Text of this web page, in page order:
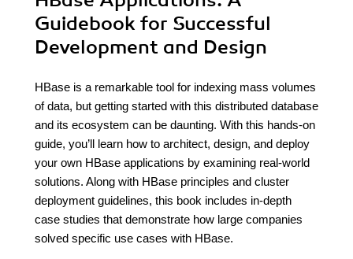
Guidebook for Successful
Development and Design
HBase is a remarkable tool for indexing mass volumes
of data, but getting started with this distributed database
and its ecosystem can be daunting. With this hands-on
guide, you’ll learn how to architect, design, and deploy
your own HBase applications by examining real-world
solutions. Along with HBase principles and cluster
deployment guidelines, this book includes in-depth
case studies that demonstrate how large companies
solved specific use cases with HBase.